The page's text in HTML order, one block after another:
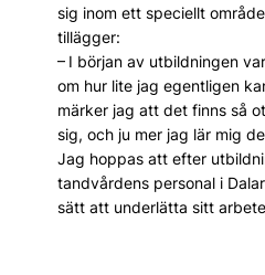
sig inom ett speciellt
tillägger:
– I början av utbildningen
om hur lite jag egentligen
märker jag att det finns så
sig, och ju mer jag lär mig
Jag hoppas att efter
tandvårdens personal i
sätt att underlätta sitt